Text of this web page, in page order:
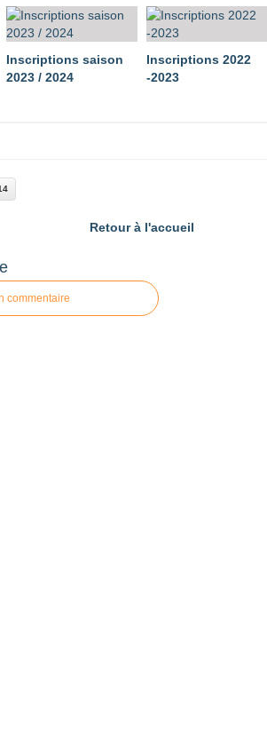
Inscriptions saison
2023 / 2024
Inscriptions 2022
-2023
Retour à l'accueil
commentaire